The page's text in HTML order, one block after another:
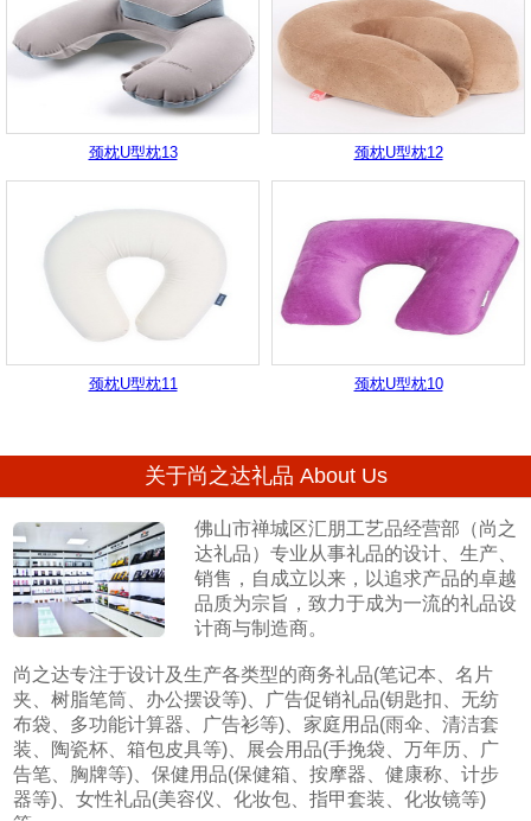
颈枕U型枕13 颈枕U型枕12
颈枕U型枕11 颈枕U型枕10
关于尚之达礼品 About Us
佛山市禅城区汇朋工艺品经营部（尚之
达礼品）专业从事礼品的设计、生产、
销售，自成立以来，以追求产品的卓越
品质为宗旨，致力于成为一流的礼品设
计商与制造商。
尚之达专注于设计及生产各类型的商务礼品(笔记本、名片
夹、树脂笔筒、办公摆设等)、广告促销礼品(钥匙扣、无纺
布袋、多功能计算器、广告衫等)、家庭用品(雨伞、清洁套
装、陶瓷杯、箱包皮具等)、展会用品(手挽袋、万年历、广
告笔、胸牌等)、保健用品(保健箱、按摩器、健康称、计步
器等)、女性礼品(美容仪、化妆包、指甲套装、化妆镜等)